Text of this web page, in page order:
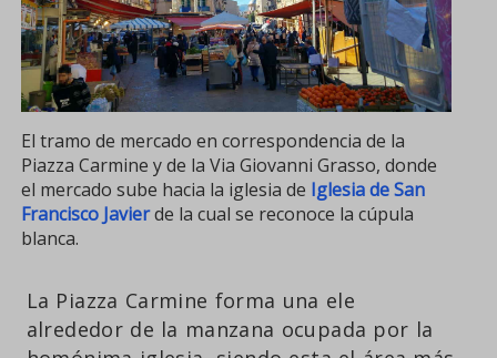
El tramo de mercado en correspondencia de la
Piazza Carmine y de la Via Giovanni Grasso, donde
el mercado sube hacia la iglesia de Iglesia de San
Francisco Javierde la cual se reconoce la cúpula
blanca.
La Piazza Carmine forma una ele
alrededor de la manzana ocupada por la